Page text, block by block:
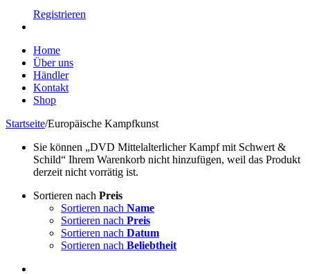
Registrieren
Home
Über uns
Händler
Kontakt
Shop
Startseite/Europäische Kampfkunst
Sie können „DVD Mittelalterlicher Kampf mit Schwert &
Schild“ Ihrem Warenkorb nicht hinzufügen, weil das Produkt
derzeit nicht vorrätig ist.
Sortieren nach Preis
Sortieren nach Name
Sortieren nach Preis
Sortieren nach Datum
Sortieren nach Beliebtheit